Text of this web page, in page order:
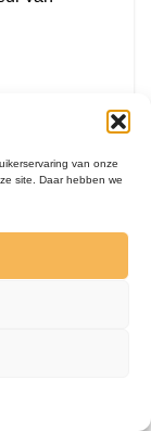
van onze
site. Daar hebben we